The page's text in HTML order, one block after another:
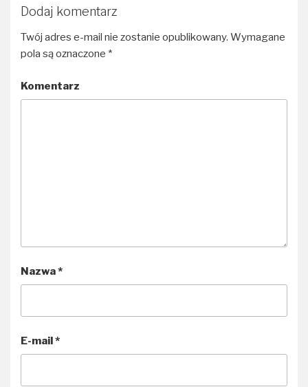
Dodaj komentarz
Twój adres e-mail nie zostanie opublikowany. Wymagane
pola są oznaczone *
Komentarz
Nazwa*
E-mail*